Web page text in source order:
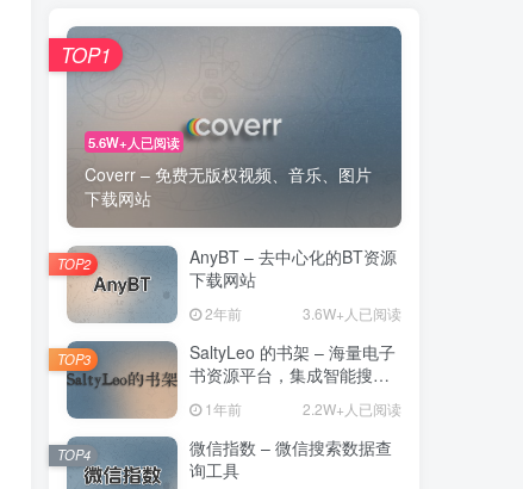
5.6W+人已阅读
Coverr – 免费无版权视频、音乐、图片
下载网站
TOP1
AnyBT – 去中心化的BT资源
下载网站
2年前 3.6W+人已阅读
TOP2
SaltyLeo 的书架 – 海量电子
书资源平台，集成智能搜索
1年前 2.2W+人已阅读
TOP3
微信指数 – 微信搜索数据查
询工具
TOP4